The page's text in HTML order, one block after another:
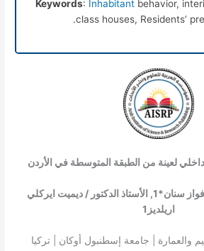
Keywords: Inhabitant behavior,
class houses, Residents’
لعينة من الطبقة المتوسطة في الأردن
سنان*1, الأستاذ الدكتور / ديميت ايركلي
اريلديز 1
والعمارة | جامعة إسطنبول أوكان | تركيا